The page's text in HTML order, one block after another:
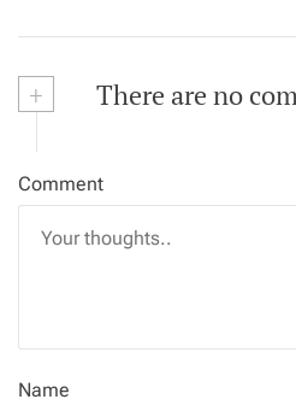
+ There are no
Comment
Name